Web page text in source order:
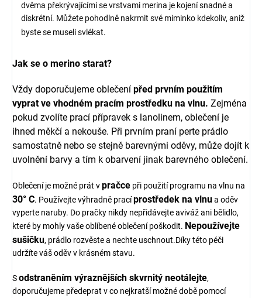
dvěma překrývajícími se vrstvami merina je kojení snadné a
diskrétní. Můžete pohodlně nakrmit své miminko kdekoliv, aniž
byste se museli svlékat.
Jak se o merino starat?
Vždy doporučujeme oblečení před prvním použitím
vyprat ve vhodném pracím prostředku na vlnu. Zejména
pokud zvolíte prací přípravek s lanolinem, oblečení je
ihned měkčí a nekouše. Při prvním praní perte prádlo
samostatně nebo se stejně barevnými oděvy, může dojít k
uvolnění barvy a tím k obarvení jinak barevného oblečení.
Oblečení je možné prát vpračce při použití programu na vlnu na
30° C. Používejte výhradně pracíprostředek na vlnua oděv
vyperte naruby. Do pračky nikdy nepřidávejte aviváž ani bělidlo,
které by mohly vaše oblíbené oblečení poškodit. Nepoužívejte
sušičku, prádlo rozvěste a nechte uschnout.Díky této péči
udržíte váš oděv v krásném stavu.
Sodstraněním výraznějších skvrnitý neotálejte,
doporučujeme předeprat v co nejkratší možné době pomocí